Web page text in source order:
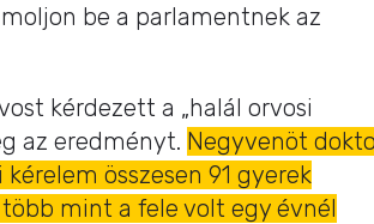
be a parlamentnek az
kérdezett a „halál orvosi
az eredményt. Negyvenöt
összesen 91 gyerek
mint a fele volt egy évnél